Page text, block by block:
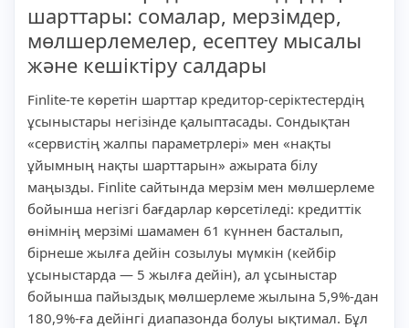
шарттары: сомалар, мерзімдер,
мөлшерлемелер, есептеу мысалы
және кешіктіру салдары
Finlite-те көретін шарттар кредитор-серіктестердің
ұсыныстары негізінде қалыптасады. Сондықтан
«сервистің жалпы параметрлері» мен «нақты
ұйымның нақты шарттарын» ажырата білу
маңызды. Finlite сайтында мерзім мен мөлшерлеме
бойынша негізгі бағдарлар көрсетіледі: кредиттік
өнімнің мерзімі шамамен 61 күннен басталып,
бірнеше жылға дейін созылуы мүмкін (кейбір
ұсыныстарда — 5 жылға дейін), ал ұсыныстар
бойынша пайыздық мөлшерлеме жылына 5,9%-дан
180,9%-ға дейінгі диапазонда болуы ықтимал. Бұл